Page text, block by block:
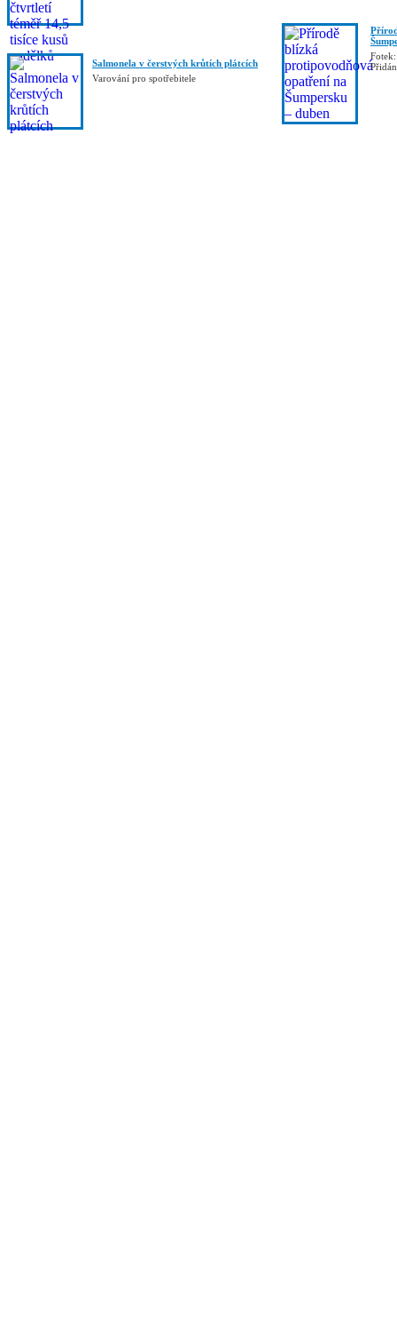
Salmonela v čerstvých krůtích plátcích
Varování pro spotřebitele